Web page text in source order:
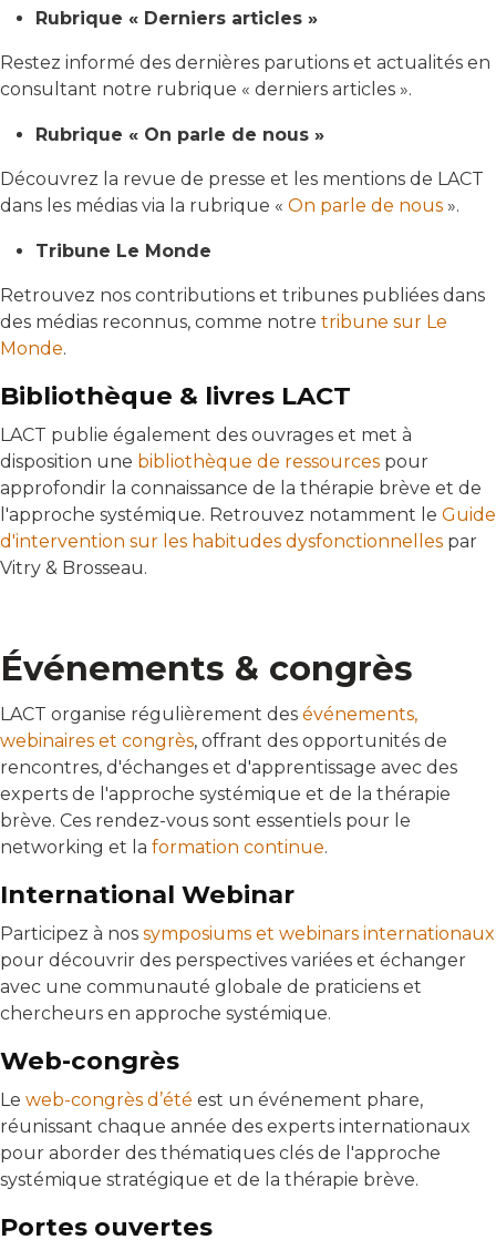
Rubrique « Derniers articles »
Restez informé des dernières parutions et actualités en
consultant notre rubrique « derniers articles ».
Rubrique « On parle de nous »
Découvrez la revue de presse et les mentions de LACT
dans les médias via la rubrique « On parle de nous ».
Tribune Le Monde
Retrouvez nos contributions et tribunes publiées dans
des médias reconnus, comme notre tribune sur Le
Monde.
Bibliothèque & livres LACT
LACT publie également des ouvrages et met à
disposition une bibliothèque de ressources pour
approfondir la connaissance de la thérapie brève et de
l'approche systémique. Retrouvez notamment le Guide
d'intervention sur les habitudes dysfonctionnelles par
Vitry & Brosseau.
Événements & congrès
LACT organise régulièrement des événements,
webinaires et congrès, offrant des opportunités de
rencontres, d'échanges et d'apprentissage avec des
experts de l'approche systémique et de la thérapie
brève. Ces rendez-vous sont essentiels pour le
networking et la formation continue.
International Webinar
Participez à nos symposiums et webinars internationaux
pour découvrir des perspectives variées et échanger
avec une communauté globale de praticiens et
chercheurs en approche systémique.
Web-congrès
Le web-congrès d’été est un événement phare,
réunissant chaque année des experts internationaux
pour aborder des thématiques clés de l'approche
systémique stratégique et de la thérapie brève.
Portes ouvertes